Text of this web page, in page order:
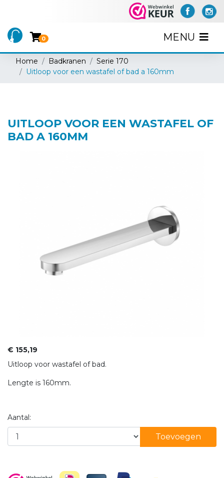
MENU
0
Home Badkranen
Serie 170
Uitloop voor een wastafel of bad a 160mm
UITLOOP VOOR EEN WASTAFEL OF
BAD A 160MM
€ 155,19
Uitloop voor wastafel of bad.
Lengte is 160mm.
Aantal:
Toevoegen